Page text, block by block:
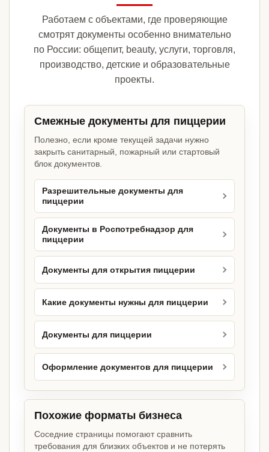
Работаем с объектами, где проверяющие
смотрят документы особенно внимательно
по России: общепит, beauty, услуги, торговля,
производство, детские и образовательные
проекты.
Смежные документы для пиццерии
Полезно, если кроме текущей задачи нужно
закрыть санитарный, пожарный или стартовый
блок документов.
Разрешительные документы для
пиццерии
Документы в Роспотребнадзор для
пиццерии
Документы для открытия пиццерии
Какие документы нужны для пиццерии
Документы для пиццерии
Оформление документов для пиццерии
Похожие форматы бизнеса
Соседние страницы помогают сравнить
требования для близких объектов и не потерять